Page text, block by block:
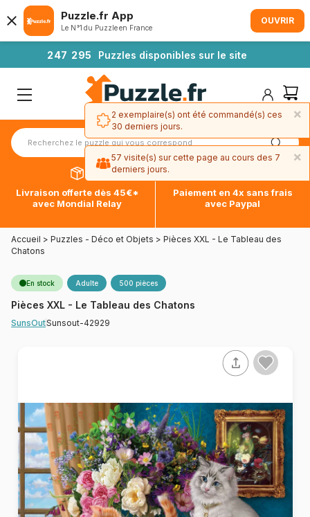
247 295 Puzzles disponibles sur le site
Livraison offerte dès 45€*
avec Mondial Relay
Paiement en 4x sans frais
avec Paypal
Accueil > Puzzles - Déco et Objets > Pièces XXL - Le Tableau des
Chatons
En stock Adulte 500 pièces
Pièces XXL - Le Tableau des Chatons
SunsOutSunsout-42929
Puzzle.fr App
Le N°1 du Puzzle en France
OUVRIR
×
2 exemplaire(s) ont été commandé(s) ces
30 derniers jours.
×
57 visite(s) sur cette page au cours des 7
derniers jours.